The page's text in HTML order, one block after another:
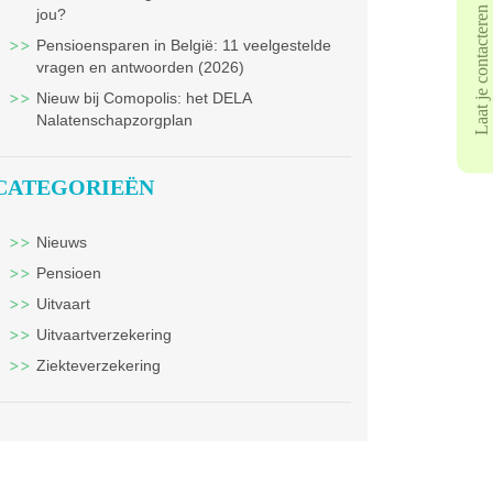
jou?
Pensioensparen in België: 11 veelgestelde
vragen en antwoorden (2026)
Nieuw bij Comopolis: het DELA
Nalatenschapzorgplan
Nieuws
Pensioen
Uitvaart
Uitvaartverzekering
Ziekteverzekering
Laat je contacteren